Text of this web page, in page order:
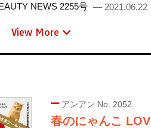
NEWS 2255号 — 2021.06.22
View More
アンアン No. 2052
春のにゃんこ